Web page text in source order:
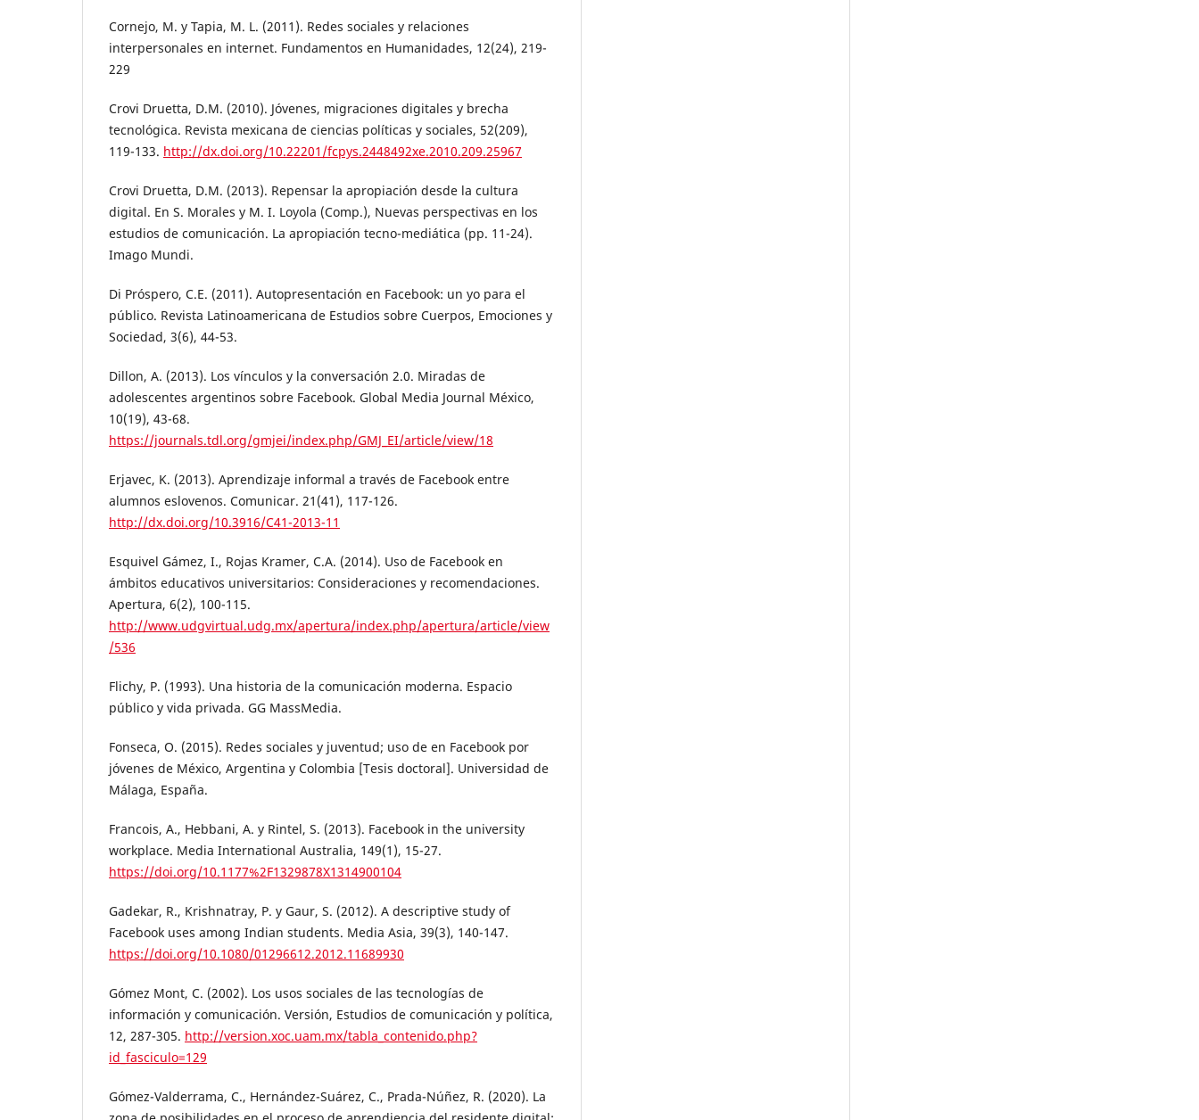
Cornejo, M. y Tapia, M. L. (2011). Redes sociales y relaciones
interpersonales en internet. Fundamentos en Humanidades, 12(24), 219-
229
Crovi Druetta, D.M. (2010). Jóvenes, migraciones digitales y brecha
tecnológica. Revista mexicana de ciencias políticas y sociales, 52(209),
119-133. http://dx.doi.org/10.22201/fcpys.2448492xe.2010.209.25967
Crovi Druetta, D.M. (2013). Repensar la apropiación desde la cultura
digital. En S. Morales y M. I. Loyola (Comp.), Nuevas perspectivas en los
estudios de comunicación. La apropiación tecno-mediática (pp. 11-24).
Imago Mundi.
Di Próspero, C.E. (2011). Autopresentación en Facebook: un yo para el
público. Revista Latinoamericana de Estudios sobre Cuerpos, Emociones y
Sociedad, 3(6), 44-53.
Dillon, A. (2013). Los vínculos y la conversación 2.0. Miradas de
adolescentes argentinos sobre Facebook. Global Media Journal México,
10(19), 43-68.
https://journals.tdl.org/gmjei/index.php/GMJ_EI/article/view/18
Erjavec, K. (2013). Aprendizaje informal a través de Facebook entre
alumnos eslovenos. Comunicar. 21(41), 117-126.
http://dx.doi.org/10.3916/C41-2013-11
Esquivel Gámez, I., Rojas Kramer, C.A. (2014). Uso de Facebook en
ámbitos educativos universitarios: Consideraciones y recomendaciones.
Apertura, 6(2), 100-115.
http://www.udgvirtual.udg.mx/apertura/index.php/apertura/article/view
/536
Flichy, P. (1993). Una historia de la comunicación moderna. Espacio
público y vida privada. GG MassMedia.
Fonseca, O. (2015). Redes sociales y juventud; uso de en Facebook por
jóvenes de México, Argentina y Colombia [Tesis doctoral]. Universidad de
Málaga, España.
Francois, A., Hebbani, A. y Rintel, S. (2013). Facebook in the university
workplace. Media International Australia, 149(1), 15-27.
https://doi.org/10.1177%2F1329878X1314900104
Gadekar, R., Krishnatray, P. y Gaur, S. (2012). A descriptive study of
Facebook uses among Indian students. Media Asia, 39(3), 140-147.
https://doi.org/10.1080/01296612.2012.11689930
Gómez Mont, C. (2002). Los usos sociales de las tecnologías de
información y comunicación. Versión, Estudios de comunicación y política,
12, 287-305. http://version.xoc.uam.mx/tabla_contenido.php?
id_fasciculo=129
Gómez-Valderrama, C., Hernández-Suárez, C., Prada-Núñez, R. (2020). La